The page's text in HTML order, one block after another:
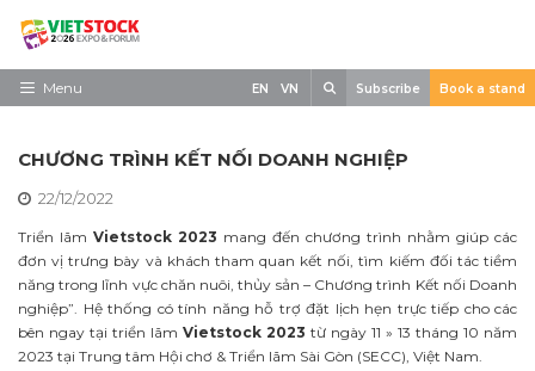
Skip
contentMenu
Tham Quan
Tin tức
Liên Hệ
EN VN Subscribe Book a stand
CHƯƠNG TRÌNH KẾT NỐI DOANH NGHIỆP
22/12/2022
Triển lãm Vietstock 2023 mang đến chương trình nhằm giúp các
đơn vị trưng bày và khách tham quan kết nối, tìm kiếm đối tác tiềm
năng trong lĩnh vực chăn nuôi, thủy sản – Chương trình Kết nối Doanh
nghiệp”. Hệ thống có tính năng hỗ trợ đặt lịch hẹn trực tiếp cho các
bên ngay tại triển lãm Vietstock 2023 từ ngày 11 » 13 tháng 10 năm
2023 tại Trung tâm Hội chơ & Triển lãm Sài Gòn (SECC), Việt Nam.